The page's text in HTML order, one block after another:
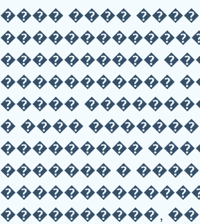
���� ����
����������
�����������
�����
� ����
���������
������� �
����������,